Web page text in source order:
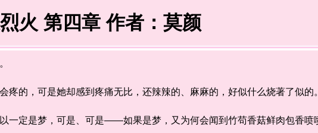
火 第四章 作者：莫颜
的，可是她却感到疼痛无比，还辣辣的、麻麻的，好似什么烧著了似的。
定是梦，可是、可是——如果是梦，又为何会闻到竹苟香菇鲜肉包香喷